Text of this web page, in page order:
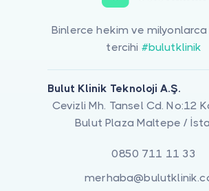
Binlerce hekim ve milyonlarca
tercihi #bulutklinik
Bulut Klinik Teknoloji A.Ş.
Cevizli Mh. Tansel Cd. No:12
Bulut Plaza Maltepe /
0850 711 11 33